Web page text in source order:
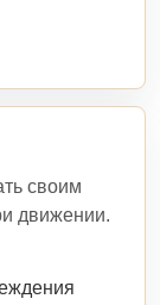
своим
движении.